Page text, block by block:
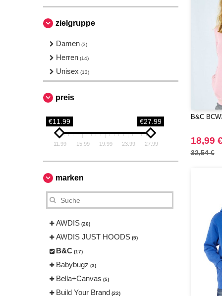
zielgruppe
Damen (3)
Herren (14)
Unisex (13)
preis
€11.99 €27.99
11.99 15.99 19.99 23.99 27.99
marken
AWDIS (26)
AWDIS JUST HOODS (5)
B&C (17)
Babybugz (3)
Bella+Canvas (5)
Build Your Brand (22)
B&C
18,99 €
32,54 €